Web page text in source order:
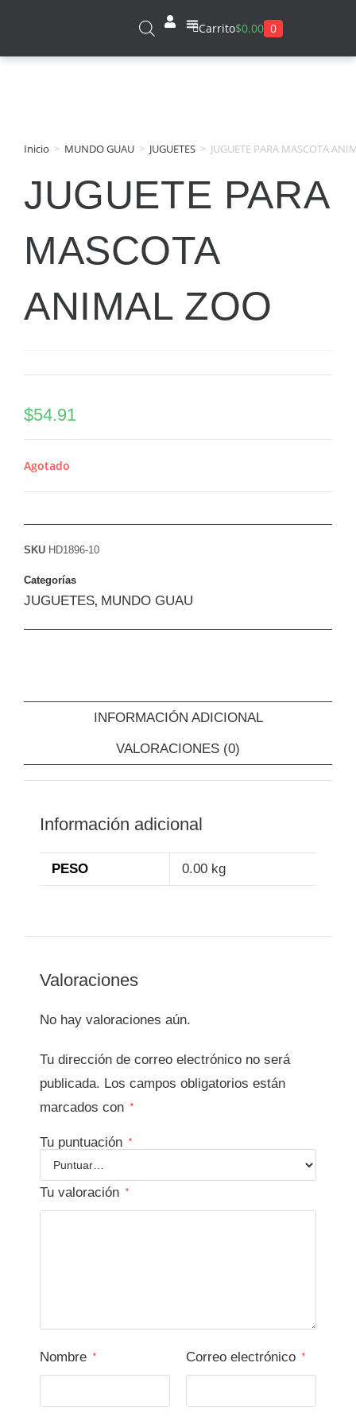
Carrito$0.00 0
Inicio > MUNDO GUAU > JUGUETES > JUGUETE PARA MASCOTA
JUGUETE PARA
MASCOTA
ANIMAL ZOO
$54.91
Agotado
SKU HD1896-10
Categorías
JUGUETES, MUNDO GUAU
INFORMACIÓN ADICIONAL
VALORACIONES (0)
Información adicional
PESO 0.00 kg
Valoraciones
No hay valoraciones aún.
Tu dirección de correo electrónico no será
publicada. Los campos obligatorios están
marcados con
*
Tu puntuación *
Tu valoración *
Nombre * Correo electrónico *